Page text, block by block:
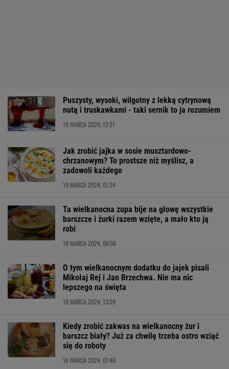
Puszysty, wysoki, wilgotny z lekką cytrynową
nutą i truskawkami - taki sernik to ja rozumiem
19 MARCA 2024, 12:31
Jak zrobić jajka w sosie musztardowo-
chrzanowym? To prostsze niż myślisz, a
zadowoli każdego
19 MARCA 2024, 07:24
Ta wielkanocna zupa bije na głowę wszystkie
barszcze i żurki razem wzięte, a mało kto ją
robi
19 MARCA 2024, 06:56
O tym wielkanocnym dodatku do jajek pisali
Mikołaj Rej i Jan Brzechwa. Nie ma nic
lepszego na święta
18 MARCA 2024, 13:39
Kiedy zrobić zakwas na wielkanocny żur i
barszcz biały? Już za chwilę trzeba ostro wziąć
się do roboty
18 MARCA 2024, 07:40